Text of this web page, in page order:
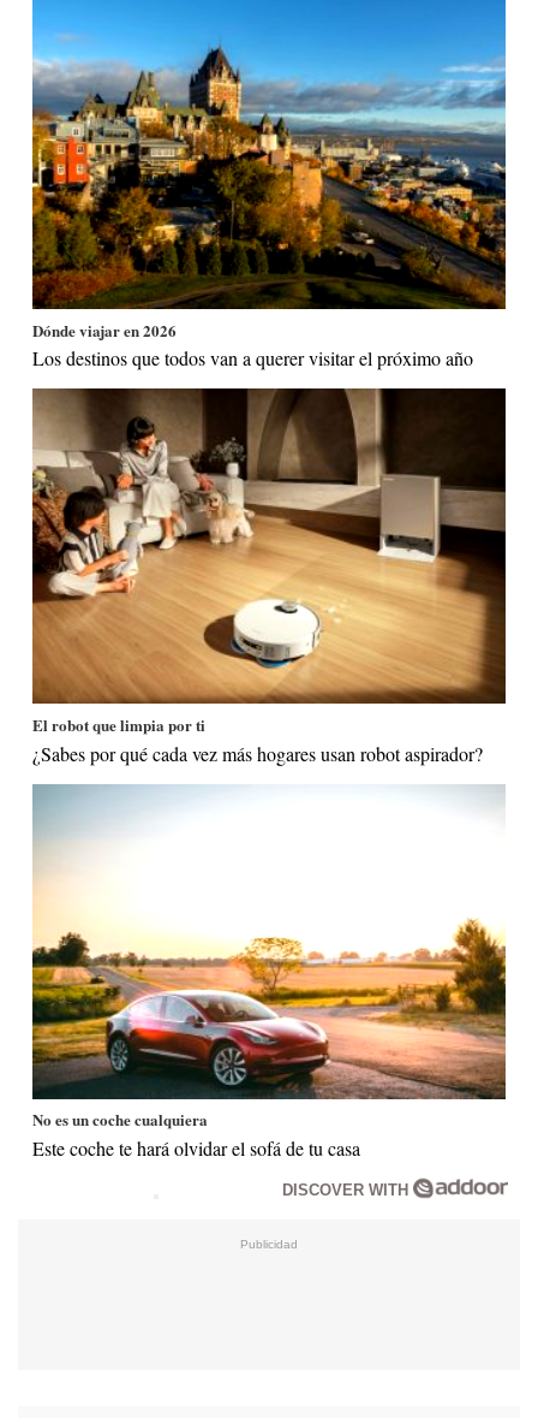
Dónde viajar en 2026
Los destinos que todos van a querer visitar el próximo año
El robot que limpia por ti
¿Sabes por qué cada vez más hogares usan robot aspirador?
No es un coche cualquiera
Este coche te hará olvidar el sofá de tu casa
DISCOVER WITH